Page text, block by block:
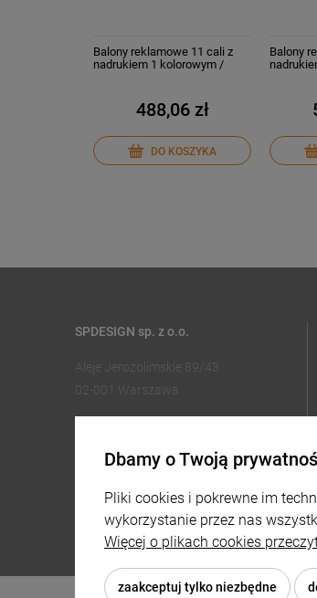
Balony reklamowe 11 cali z
nadrukiem 1 kolorowym /
488,06 zł
DO KOSZYKA
Balony
SPDESIGN sp. z o.o.
Aleje Jerozolimskie 89/43
02-001 Warszawa
sklep@reklamydrukarnia.pl
Dbamy o Twoją
Pliki cookies i pokrewne im
wykorzystanie przez nas
Więcej o plikach cookies
zaakceptuj tylko niezbędne